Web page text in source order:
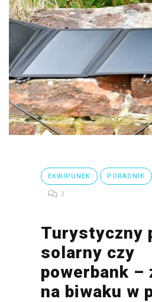
EKWIPUNEK PORADNIK
3
Turystyczny
solarny czy
powerbank –
na biwaku w